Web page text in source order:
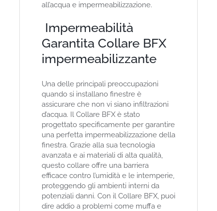
all’acqua e impermeabilizzazione.
Impermeabilità
Garantita Collare BFX
impermeabilizzante
Una delle principali preoccupazioni
quando si installano finestre è
assicurare che non vi siano infiltrazioni
d’acqua. Il Collare BFX è stato
progettato specificamente per garantire
una perfetta impermeabilizzazione della
finestra. Grazie alla sua tecnologia
avanzata e ai materiali di alta qualità,
questo collare offre una barriera
efficace contro l’umidità e le intemperie,
proteggendo gli ambienti interni da
potenziali danni. Con il Collare BFX, puoi
dire addio a problemi come muffa e